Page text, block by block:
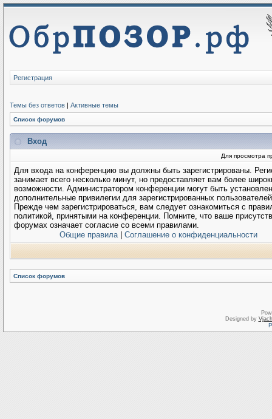
Регистрация
Темы без ответов | Активные темы
Список форумов
Вход
Для просмотра
Для входа на конференцию вы должны быть зарегистрированы.
занимает всего несколько минут, но предоставляет вам более
возможности. Администратором конференции могут быть
дополнительные привилегии для зарегистрированных
Прежде чем зарегистрироваться, вам следует ознакомиться с
политикой, принятыми на конференции. Помните, что ваше
форумах означает согласие со всеми правилами.
Общие правила| Соглашение о конфиденциальности
Список форумов
Designed by